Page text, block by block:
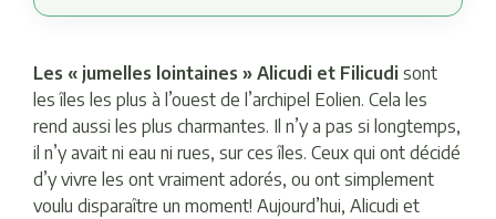
Les « jumelles lointaines » Alicudi et Filicudi sont
les îles les plus à l’ouest de l’archipel Eolien. Cela les
rend aussi les plus charmantes. Il n’y a pas si longtemps,
il n’y avait ni eau ni rues, sur ces îles. Ceux qui ont décidé
d’y vivre les ont vraiment adorés, ou ont simplement
voulu disparaître un moment! Aujourd’hui, Alicudi et